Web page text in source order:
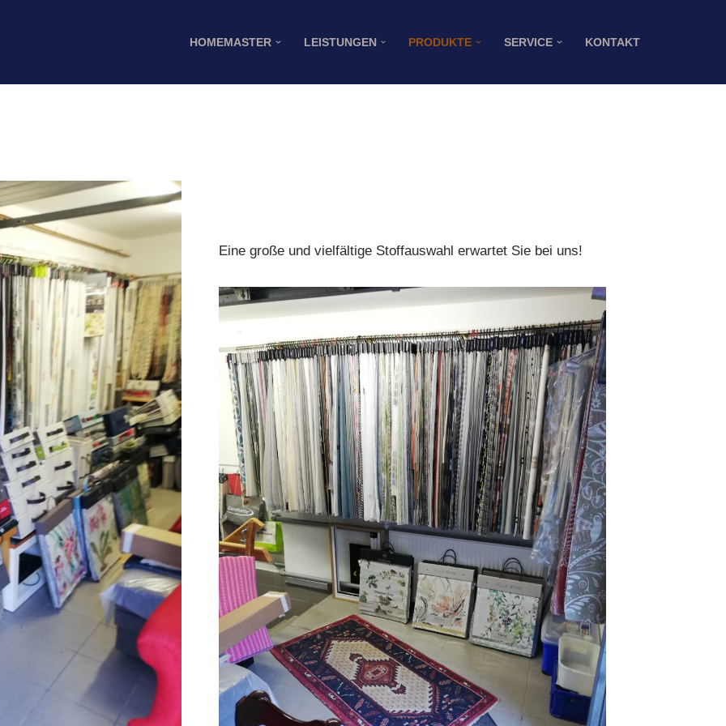
HOMEMASTER LEISTUNGEN PRODUKTE SERVICE KONTAKT
Eine große und vielfältige Stoffauswahl erwartet Sie bei uns!